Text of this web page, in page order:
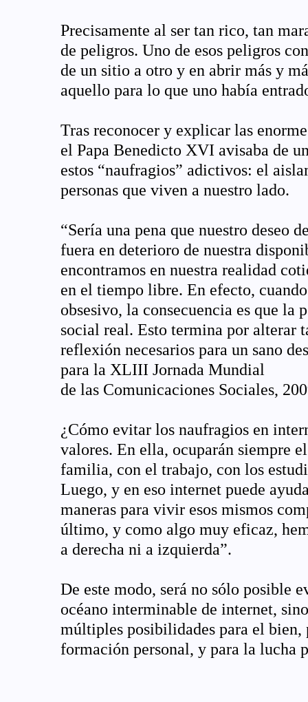
Precisamente al ser tan rico, tan
de peligros. Uno de esos peligros
de un sitio a otro y en abrir más y
aquello para lo que uno había
Tras reconocer y explicar las
el Papa Benedicto XVI avisaba de
estos “naufragios” adictivos: el
personas que viven a nuestro lado.
“Sería una pena que nuestro deseo
fuera en deterioro de nuestra
encontramos en nuestra realidad
en el tiempo libre. En efecto,
obsesivo, la consecuencia es que la
social real. Esto termina por alterar
reflexión necesarios para un sano
para la XLIII Jornada Mundial
de las Comunicaciones Sociales,
¿Cómo evitar los naufragios en
valores. En ella, ocuparán siempre
familia, con el trabajo, con los
Luego, y en eso internet puede
maneras para vivir esos mismos
último, y como algo muy eficaz,
a derecha ni a izquierda”.
De este modo, será no sólo posible
océano interminable de internet,
múltiples posibilidades para el
formación personal, y para la lucha